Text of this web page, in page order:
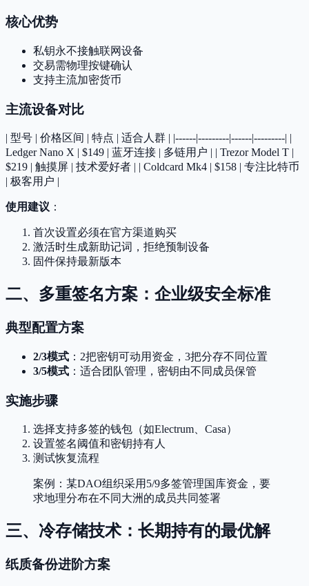
核心优势
私钥永不接触联网设备
交易需物理按键确认
支持主流加密货币
主流设备对比
| 型号 | 价格区间 | 特点 | 适合人群 | |------|---------|------|---------| |
Ledger Nano X | $149 | 蓝牙连接 | 多链用户 | | Trezor Model T |
$219 | 触摸屏 | 技术爱好者 | | Coldcard Mk4 | $158 | 专注比特币
| 极客用户 |
使用建议 ：
首次设置必须在官方渠道购买
激活时生成新助记词，拒绝预制设备
固件保持最新版本
二、多重签名方案：企业级安全标准
典型配置方案
2/3模式 ：2把密钥可动用资金，3把分存不同位置
3/5模式 ：适合团队管理，密钥由不同成员保管
实施步骤
选择支持多签的钱包（如Electrum、Casa）
设置签名阈值和密钥持有人
测试恢复流程
案例：某DAO组织采用5/9多签管理国库资金，要
求地理分布在不同大洲的成员共同签署
三、冷存储技术：长期持有的最优解
纸质备份进阶方案